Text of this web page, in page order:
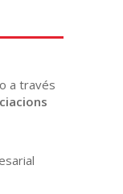
a través